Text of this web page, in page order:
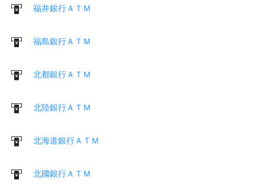
福井銀行ＡＴＭ
福島銀行ＡＴＭ
北都銀行ＡＴＭ
北陸銀行ＡＴＭ
北海道銀行ＡＴＭ
北國銀行ＡＴＭ